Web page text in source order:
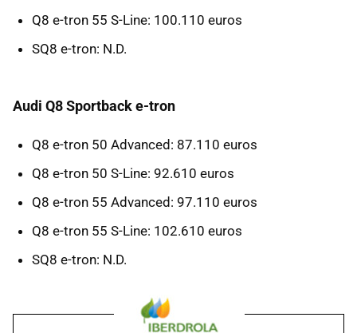
Q8 e-tron 55 S-Line: 100.110 euros
SQ8 e-tron: N.D.
Audi Q8 Sportback e-tron
Q8 e-tron 50 Advanced: 87.110 euros
Q8 e-tron 50 S-Line: 92.610 euros
Q8 e-tron 55 Advanced: 97.110 euros
Q8 e-tron 55 S-Line: 102.610 euros
SQ8 e-tron: N.D.